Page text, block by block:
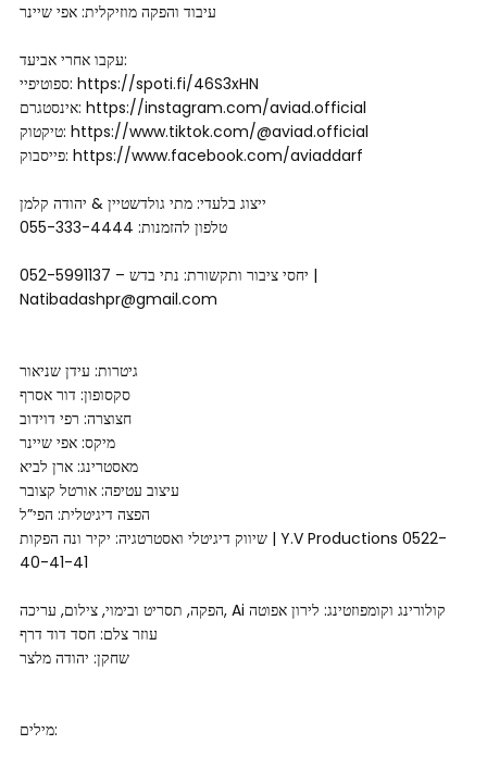
עיבוד והפקה מוזיקלית: אפי שיינר
עקבו אחרי אביעד:
ספוטיפיי: https://spoti.fi/46S3xHN
אינסטגרם: https://instagram.com/aviad.official
טיקטוק: https://www.tiktok.com/@aviad.official
פייסבוק: https://www.facebook.com/aviaddarf
ייצוג בלעדי: מתי גולדשטיין & יהודה קלמן
טלפון להזמנות: 055-333-4444
יחסי ציבור ותקשורת: נתי בדש – 052-5991137 |
Natibadashpr@gmail.com
גיטרות: עידן שניאור
סקסופון: דור אסרף
חצוצרה: רפי דוידוב
מיקס: אפי שיינר
מאסטרינג: ארן לביא
עיצוב עטיפה: אורטל קצובר
הפצה דיגיטלית: הפי”ל
שיווק דיגיטלי ואסטרטגיה: יקיר ונה הפקות | Y.V Productions 0522-
40-41-41
הפקה, תסריט ובימוי, צילום, עריכה, Ai קולורינג וקומפוזטינג: לירון אפוטה
עוזר צלם: חסד דוד דרף
שחקן: יהודה מלצר
מילים: